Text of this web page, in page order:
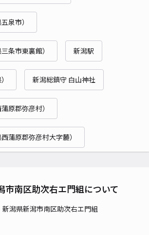
泉市）
条市東裏館） 新潟駅
新潟総鎮守 白山神社
原郡弥彦村）
蒲原郡弥彦村大字麓）
市南区助次右エ門組について
新潟県新潟市南区助次右エ門組